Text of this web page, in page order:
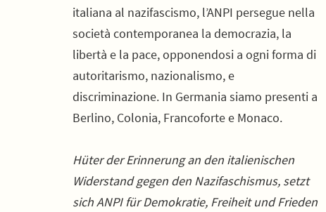
italiana al nazifascismo, l’ANPI persegue nella
società contemporanea la democrazia, la
libertà e la pace, opponendosi a ogni forma di
autoritarismo, nazionalismo, e
discriminazione. In Germania siamo presenti a
Berlino, Colonia, Francoforte e Monaco.
Hüter der Erinnerung an den italienischen
Widerstand gegen den Nazifaschismus, setzt
sich ANPI für Demokratie, Freiheit und Frieden